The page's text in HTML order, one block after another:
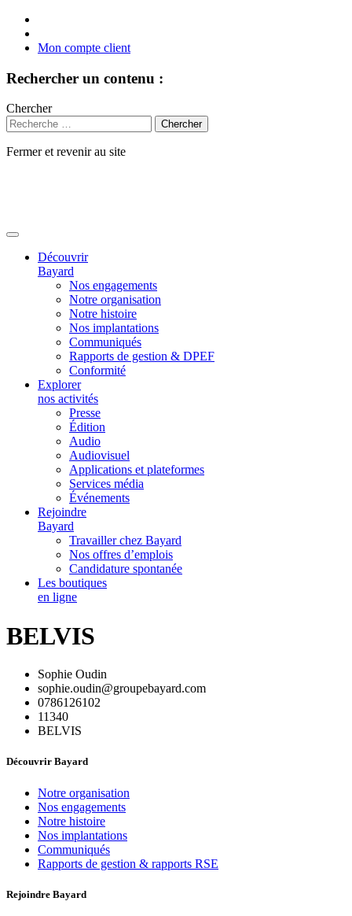
Mon compte client
Rechercher un contenu :
Chercher
Fermer et revenir au site
Découvrir
Bayard
Nos engagements
Notre organisation
Notre histoire
Nos implantations
Communiqués
Rapports de gestion & DPEF
Conformité
Explorer
nos activités
Presse
Édition
Audio
Audiovisuel
Applications et plateformes
Services média
Événements
Rejoindre
Bayard
Travailler chez Bayard
Nos offres d’emplois
Candidature spontanée
Les boutiques
en ligne
BELVIS
Sophie Oudin
sophie.oudin@groupebayard.com
0786126102
11340
BELVIS
Découvrir Bayard
Notre organisation
Nos engagements
Notre histoire
Nos implantations
Communiqués
Rapports de gestion & rapports RSE
Rejoindre Bayard